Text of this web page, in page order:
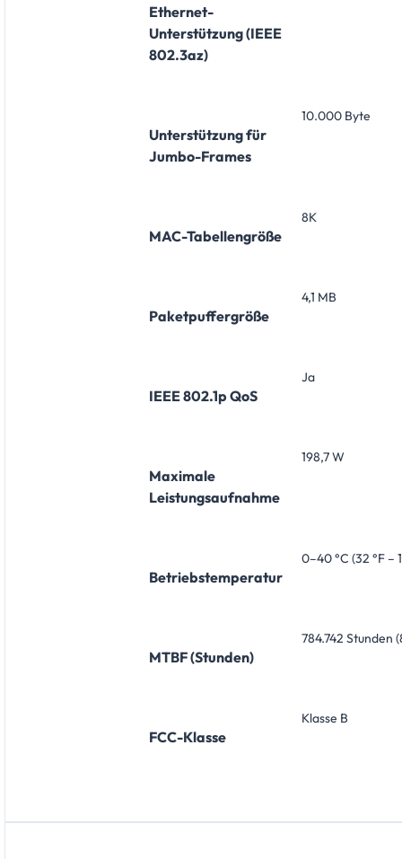
Ethernet-
Unterstützung (IEEE
802.3az)
Unterstützung für
Jumbo-Frames
10.000 Byte
MAC-Tabellengröße
8K
Paketpuffergröße
4,1 MB
IEEE 802.1p QoS
Ja
Maximale
Leistungsaufnahme
198,7 W
Betriebstemperatur
0–40 °C (32 °F –
MTBF (Stunden)
784.742 Stunden
FCC-Klasse
Klasse B